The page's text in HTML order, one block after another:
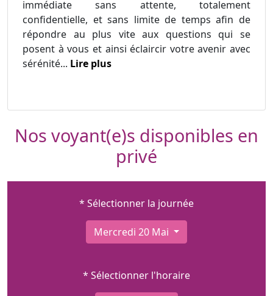
immédiate sans attente, totalement
confidentielle, et sans limite de temps afin de
répondre au plus vite aux questions qui se
posent à vous et ainsi éclaircir votre avenir avec
sérénité... Lire plus
Nos voyant(e)s disponibles en
privé
* Sélectionner la journée
Mercredi 20 Mai
* Sélectionner l'horaire